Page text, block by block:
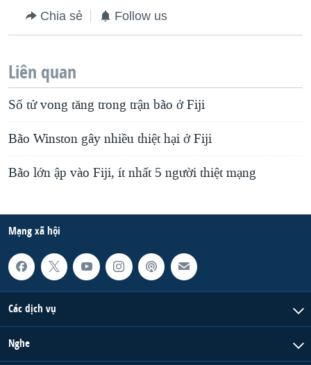
Chia sẻ Follow us
Liên quan
Số tử vong tăng trong trận bão ở Fiji
Bão Winston gây nhiều thiệt hại ở Fiji
Bão lớn ập vào Fiji, ít nhất 5 người thiệt mạng
Mạng xã hội
Các dịch vụ
Nghe